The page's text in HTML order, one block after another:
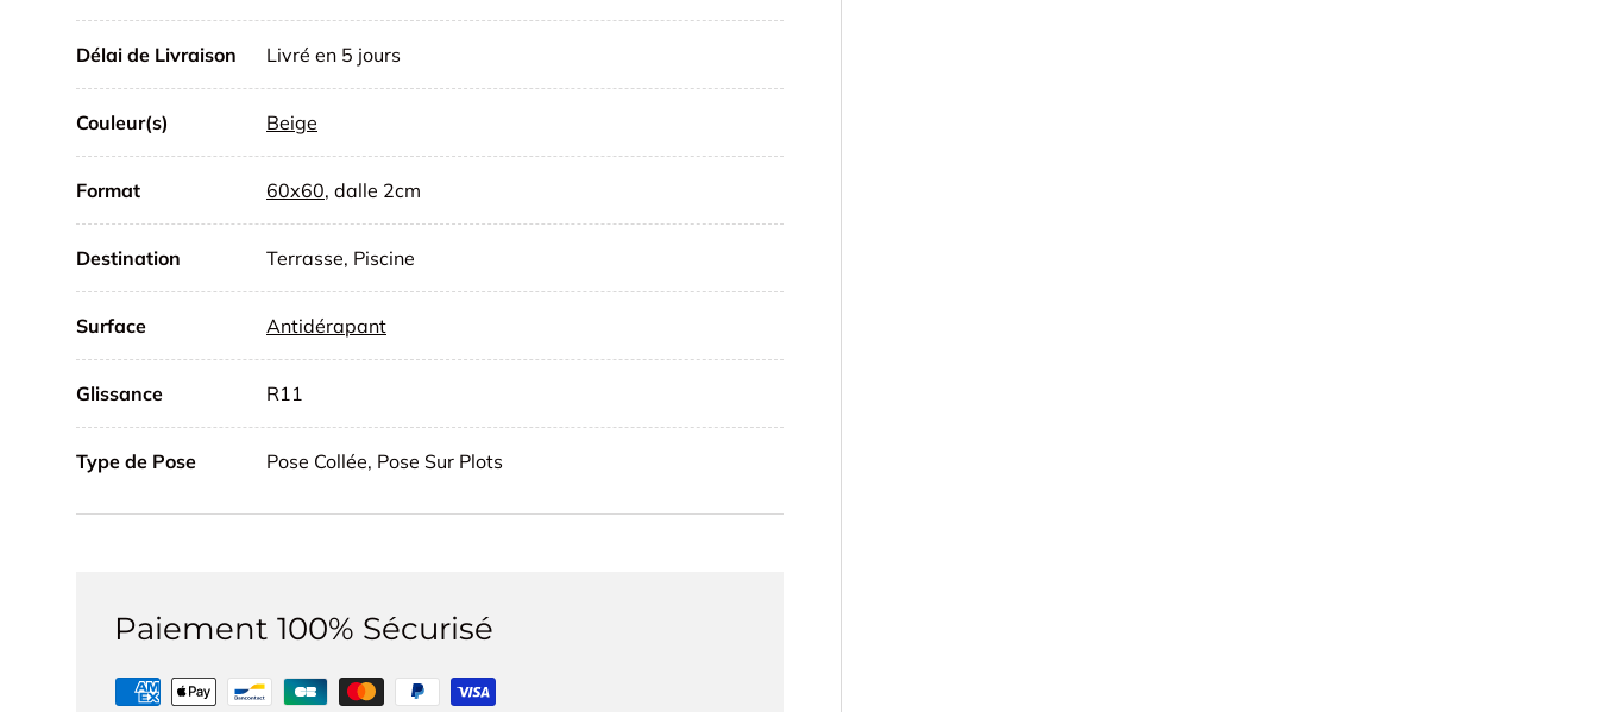
Délai de Livraison Livré en 5 jours
Couleur(s) Beige
Format 60x60, dalle 2cm
Destination Terrasse, Piscine
Surface Antidérapant
Glissance R11
Type de Pose Pose Collée, Pose Sur Plots
Paiement 100% Sécurisé